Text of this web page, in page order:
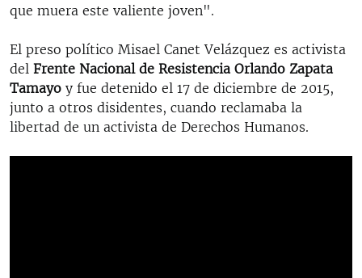
que muera este valiente joven".
El preso político Misael Canet Velázquez es activista
del Frente Nacional de Resistencia Orlando Zapata
Tamayo y fue detenido el 17 de diciembre de 2015,
junto a otros disidentes, cuando reclamaba la
libertad de un activista de Derechos Humanos.